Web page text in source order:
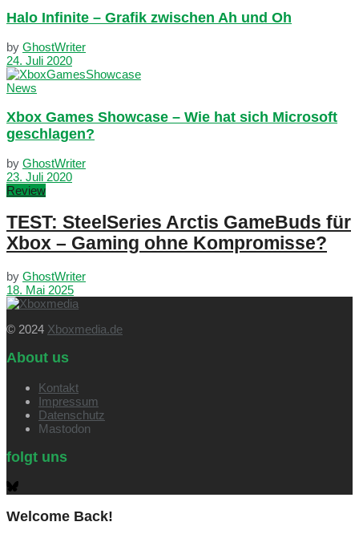
Halo Infinite – Grafik zwischen Ah und Oh
by GhostWriter
24. Juli 2020
News
Xbox Games Showcase – Wie hat sich Microsoft
geschlagen?
by GhostWriter
23. Juli 2020
Review
TEST: SteelSeries Arctis GameBuds für
Xbox – Gaming ohne Kompromisse?
by GhostWriter
18. Mai 2025
© 2024 Xboxmedia.de
About us
Kontakt
Impressum
Datenschutz
Mastodon
folgt uns
Welcome Back!